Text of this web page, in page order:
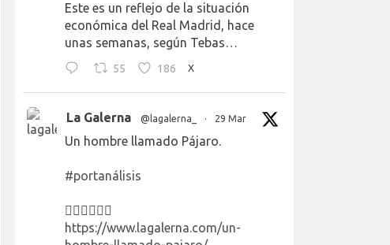
Este es un reflejo de la situación
económica del Real Madrid, hace
unas semanas, según Tebas…
55 186 X
La Galerna @lagalerna_ · 29 Mar
Un hombre llamado Pájaro.
#portanálisis
👉🏻👉🏻👉🏻
https://www.lagalerna.com/un-